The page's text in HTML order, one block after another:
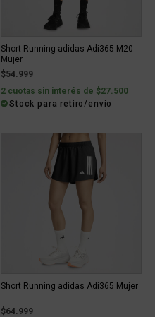
Short Running adidas Adi365 M20
Mujer
$54.999
2 cuotas sin interés de $27.500
Stock para retiro/envío
Short Running adidas Adi365 Mujer
$64.999